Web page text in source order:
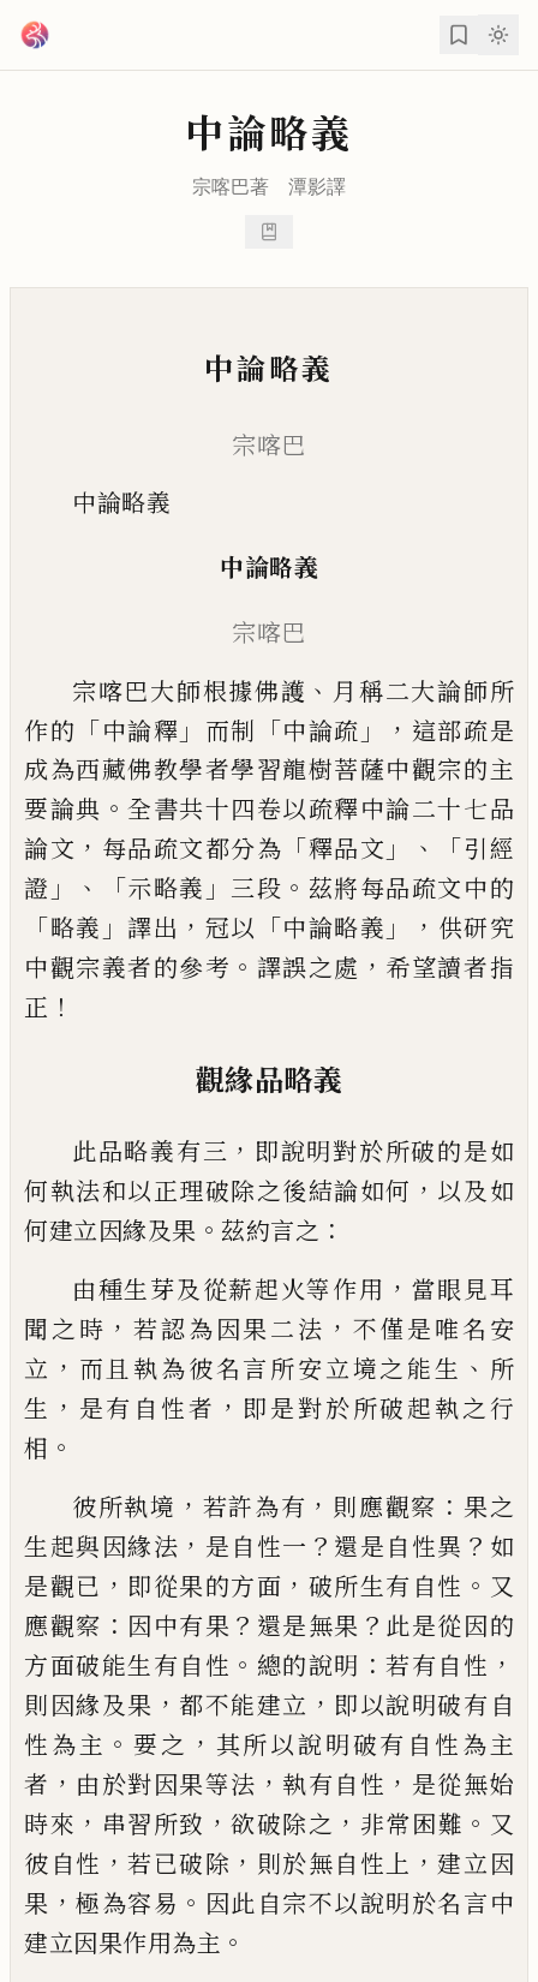
中論略義
宗喀巴著 潭影譯
中論略義
宗喀巴
中論略義
中論略義
宗喀巴
宗喀巴大師根據佛護 、 月稱二大論師所
作的 「中論釋 」 而制 「中論疏 」， 這部疏是
成為西藏佛教學者學習龍樹菩薩中觀宗的主
要論典 。全書共十四卷以疏釋中論二十七品
論文 ， 每品疏文都分為 「釋品文 」、「引經
證 」、「示略義 」 三段 。 茲將每品疏文中的
「略義 」 譯出 ， 冠以 「中論略義 」， 供研究
中觀宗義者的參考 。 譯誤之處 ， 希望讀者指
正 ！
觀緣品略義
此品略義有三 ， 即說明對於所破的是如
何執法和以正理破除之後結論如何 ， 以及如
何建立因緣及果 。 茲約言之 ：
由種生芽及從薪起火等作用 ， 當眼見耳
聞之時 ，若認為因果二法 ， 不僅是唯名安
立 ， 而且執為彼名言所安立境之能生 、 所
生 ， 是有自性者 ， 即是對於所破起執之行
相 。
彼所執境 ， 若許為有 ， 則應觀察 ： 果之
生起與因緣法 ， 是自性一 ？ 還是自性異 ？ 如
是觀已 ， 即從果的方面 ， 破所生有自性 。 又
應觀察 ： 因中有果 ？ 還是無果 ？ 此是從因的
方面破能生有自性 。 總的說明 ：若有自性 ，
則因緣及果 ， 都不能建立 ， 即以說明破有自
性為主 。要之 ， 其所以說明破有自性為主
者 ， 由於對因果等法 ， 執有自性 ， 是從無始
時來 ， 串習所致 ，欲破除之 ， 非常困難 。 又
彼自性 ，若已破除 ， 則於無自性上 ，建立因
果 ，極為容易 。 因此自宗不以說明於名言中
建立因果作用為主 。